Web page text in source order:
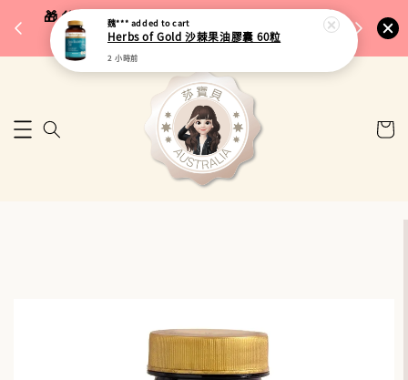
🎁 父親節限定｜全館96折・指定品牌88折｜滿
$5,000再折$100
🚚 台
魏*** added to cart
Herbs of Gold 沙棘果油膠囊 60粒
2 小時前